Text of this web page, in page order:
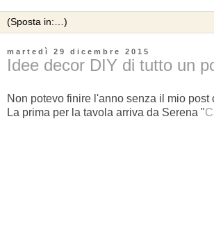
martedì 29 dicembre 2015
Idee decor DIY di tutto un
Non potevo finire l'anno senza il mio
La prima per la tavola arriva da Serena "